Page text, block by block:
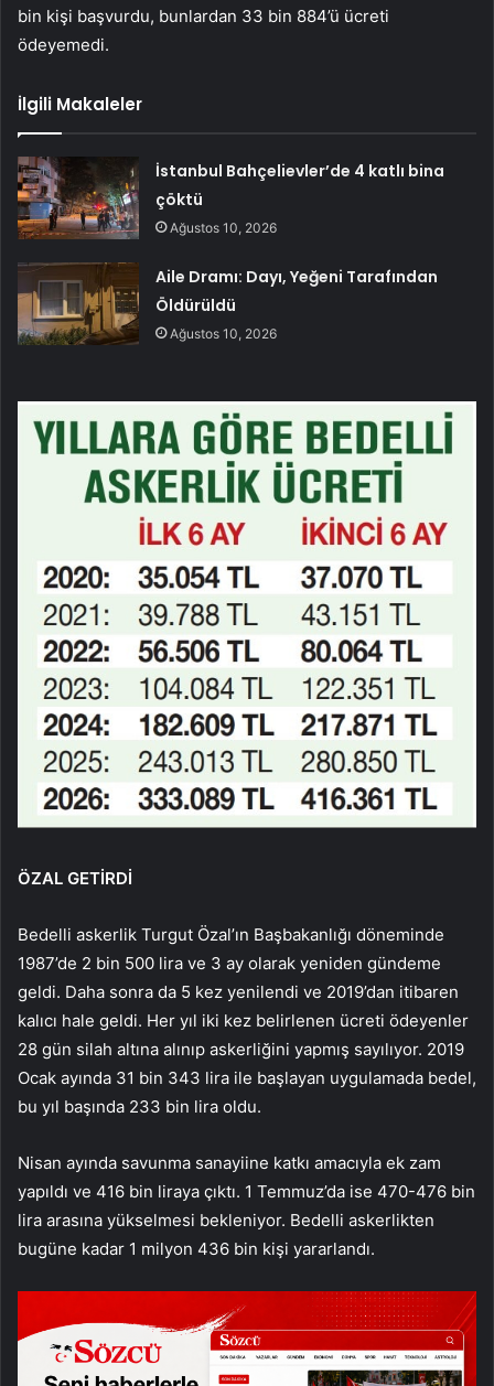
bin kişi başvurdu, bunlardan 33 bin 884’ü ücreti
ödeyemedi.
İlgili Makaleler
İstanbul Bahçelievler’de 4 katlı bina
çöktü
Ağustos 10, 2026
Aile Dramı: Dayı, Yeğeni Tarafından
Öldürüldü
Ağustos 10, 2026
ÖZAL GETİRDİ
Bedelli askerlik Turgut Özal’ın Başbakanlığı döneminde
1987’de 2 bin 500 lira ve 3 ay olarak yeniden gündeme
geldi. Daha sonra da 5 kez yenilendi ve 2019’dan itibaren
kalıcı hale geldi. Her yıl iki kez belirlenen ücreti ödeyenler
28 gün silah altına alınıp askerliğini yapmış sayılıyor. 2019
Ocak ayında 31 bin 343 lira ile başlayan uygulamada bedel,
bu yıl başında 233 bin lira oldu.
Nisan ayında savunma sanayiine katkı amacıyla ek zam
yapıldı ve 416 bin liraya çıktı. 1 Temmuz’da ise 470-476 bin
lira arasına yükselmesi bekleniyor. Bedelli askerlikten
bugüne kadar 1 milyon 436 bin kişi yararlandı.